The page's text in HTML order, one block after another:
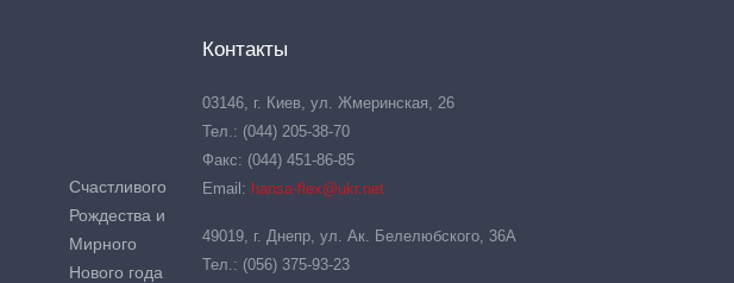
Счастливого
Рождества и
Мирного
Нового года
Контакты
03146, г. Киев, ул. Жмеринская, 26
Тел.: (044) 205-38-70
Факс: (044) 451-86-85
Email: hansa-flex@ukr.net
49019, г. Днепр, ул. Ак. Белелюбского, 36А
Тел.: (056) 375-93-23